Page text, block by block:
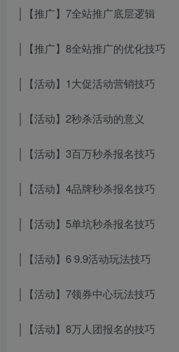
│【推广】7全站推广底层逻辑
│【推广】8全站推广的优化技巧
│【活动】1大促活动营销技巧
│【活动】2秒杀活动的意义
│【活动】3百万秒杀报名技巧
│【活动】4品牌秒杀报名技巧
│【活动】5单坑秒杀报名技巧
│【活动】6 9.9活动玩法技巧
│【活动】7领券中心玩法技巧
│【活动】8万人团报名的技巧